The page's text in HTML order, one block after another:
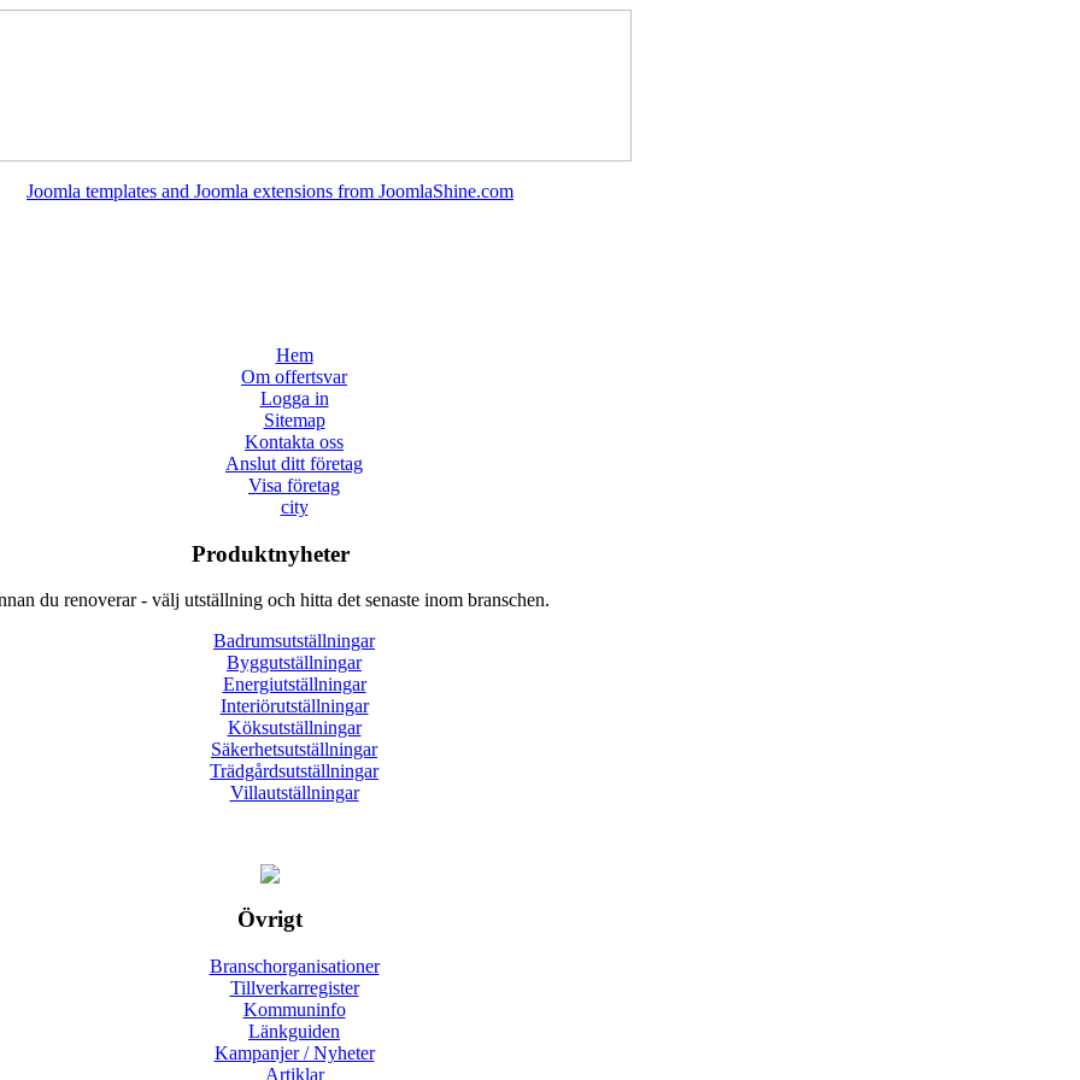
Joomla templates and Joomla extensions from JoomlaShine.com
Hem
Om offertsvar
Logga in
Sitemap
Kontakta oss
Anslut ditt företag
Visa företag
city
Produktnyheter
du renoverar - välj utställning och hitta det senaste inom branschen.
Badrumsutställningar
Byggutställningar
Energiutställningar
Interiörutställningar
Köksutställningar
Säkerhetsutställningar
Trädgårdsutställningar
Villautställningar
Övrigt
Branschorganisationer
Tillverkarregister
Kommuninfo
Länkguiden
Kampanjer / Nyheter
Artiklar